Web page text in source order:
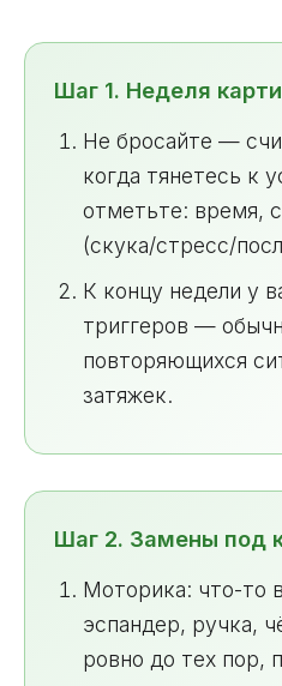
Шаг 1. Неделя
Не бросайте —
когда тянетесь к
отметьте: время,
(скука/стресс/
К концу недели у
триггеров —
повторяющихся
затяжек.
Шаг 2. Замены под
Моторика: что-то
эспандер, ручка,
ровно до тех пор,